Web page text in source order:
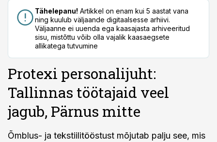
Tähelepanu! Artikkel on enam kui 5 aastat vana
ning kuulub väljaande digitaalsesse arhiivi.
Väljaanne ei uuenda ega kaasajasta arhiveeritud
sisu, mistõttu võib olla vajalik kaasaegsete
allikatega tutvumine
Protexi personalijuht:
Tallinnas töötajaid veel
jagub, Pärnus mitte
Õmblus- ja tekstiilitööstust mõjutab palju see, mis